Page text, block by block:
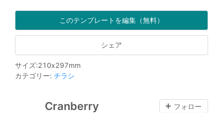
このテンプレートを編集（無料）
シェア
サイズ:210x297mm
カテゴリー: チラシ
Cranberry フォロー